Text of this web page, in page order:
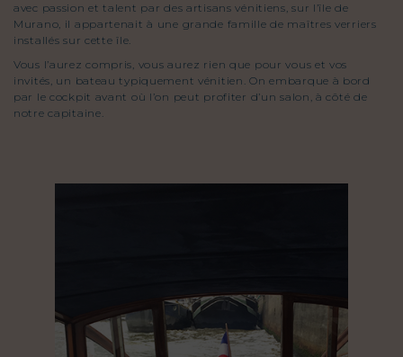
avec passion et talent par des artisans vénitiens, sur l’île de
Murano, il appartenait à une grande famille de maîtres verriers
installés sur cette île.
Vous l’aurez compris, vous aurez rien que pour vous et vos
invités, un bateau typiquement vénitien. On embarque à bord
par le cockpit avant où l’on peut profiter d’un salon, à côté de
notre capitaine.